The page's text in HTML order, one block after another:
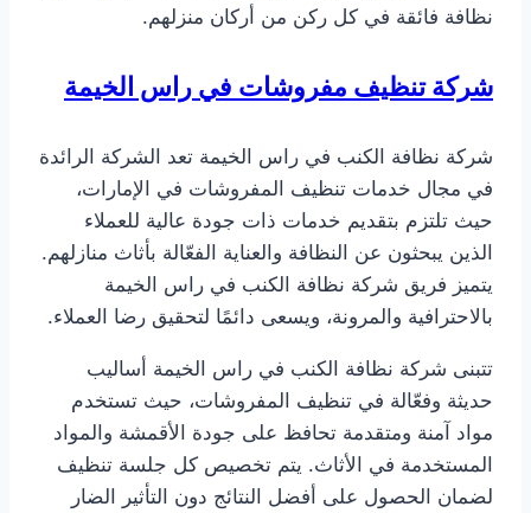
نظافة فائقة في كل ركن من أركان منزلهم.
شركة تنظيف مفروشات في راس الخيمة
شركة نظافة الكنب في راس الخيمة تعد الشركة الرائدة
في مجال خدمات تنظيف المفروشات في الإمارات،
حيث تلتزم بتقديم خدمات ذات جودة عالية للعملاء
الذين يبحثون عن النظافة والعناية الفعّالة بأثاث منازلهم.
يتميز فريق شركة نظافة الكنب في راس الخيمة
بالاحترافية والمرونة، ويسعى دائمًا لتحقيق رضا العملاء.
تتبنى شركة نظافة الكنب في راس الخيمة أساليب
حديثة وفعّالة في تنظيف المفروشات، حيث تستخدم
مواد آمنة ومتقدمة تحافظ على جودة الأقمشة والمواد
المستخدمة في الأثاث. يتم تخصيص كل جلسة تنظيف
لضمان الحصول على أفضل النتائج دون التأثير الضار